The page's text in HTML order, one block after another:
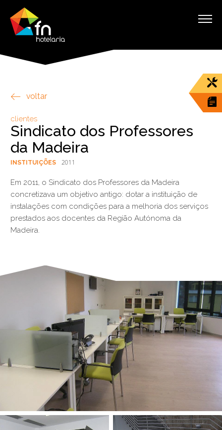
voltar
clientes
Sindicato dos Professores
da Madeira
INSTITUIÇÕES 2011
Em 2011, o Sindicato dos Professores da Madeira
concretizava um objetivo antigo: dotar a instituição de
instalações com condições para a melhoria dos serviços
prestados aos docentes da Região Autónoma da
Madeira.